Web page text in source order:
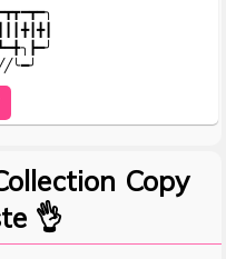
Copy
👌